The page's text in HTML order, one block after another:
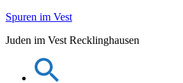
Zum
springen
Spuren im Vest
Juden im Vest Recklinghausen